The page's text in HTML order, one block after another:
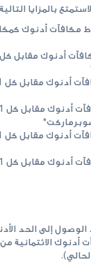
بالمزايا
نقاط مكافآت أدنوك
أدنوك الائتمانية